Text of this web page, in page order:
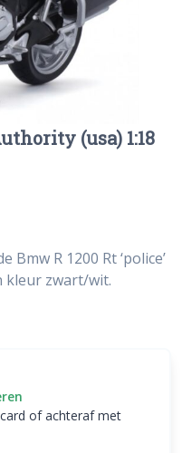
(usa) 1:18
Bmw R 1200 Rt ‘police’
kleur zwart/wit.
of achteraf met